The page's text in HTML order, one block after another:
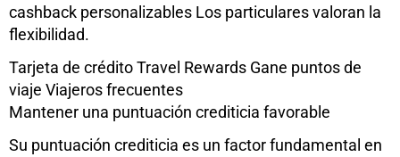
cashback personalizables Los particulares valoran la
flexibilidad.
Tarjeta de crédito Travel Rewards Gane puntos de
viaje Viajeros frecuentes
Mantener una puntuación crediticia favorable
Su puntuación crediticia es un factor fundamental en